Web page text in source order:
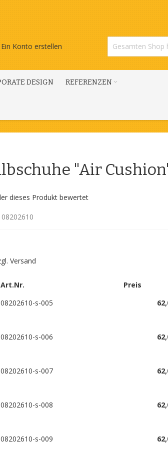
Ein Konto erstellen
DESIGN REFERENZEN
"Air
dieses Produkt bewertet
08202610
Versand
Art.Nr. Preis
08202610-s-005
08202610-s-006
08202610-s-007
08202610-s-008
08202610-s-009